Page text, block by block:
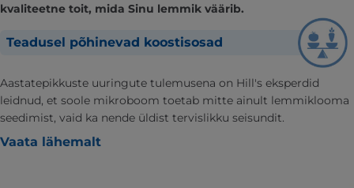
kvaliteetne toit, mida Sinu lemmik väärib.
Teadusel põhinevad koostisosad
Aastatepikkuste uuringute tulemusena on Hill's eksperdid
leidnud, et soole mikroboom toetab mitte ainult lemmiklooma
seedimist, vaid ka nende üldist tervislikku seisundit.
Vaata lähemalt